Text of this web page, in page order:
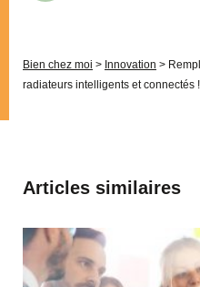
Bien chez moi > Innovation >
radiateurs intelligents et connectés !
Articles similaires